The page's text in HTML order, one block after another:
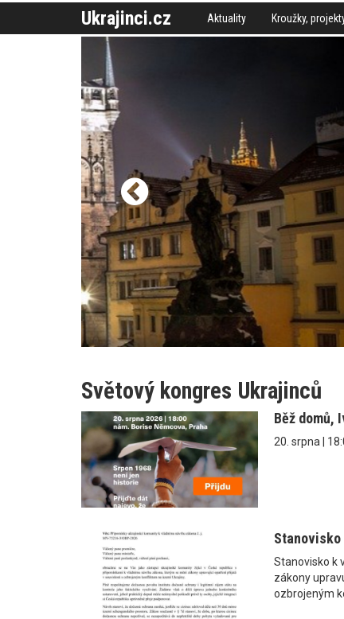
Ukrajinci.cz Aktuality Kroužky,
Světový kongres Ukrajinců
Běž domů,
20. srpna |
Stanovisko k
zákony
ozbrojeným